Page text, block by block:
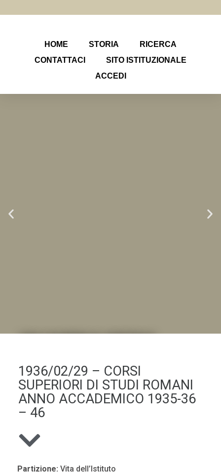
HOME STORIA
RICERCA
CONTATTACI
SITO ISTITUZIONALE
ACCEDI
.LA "VITA DELL'ISTITUTO" ATTRAVERSO LE IMMAGINI
1936/02/29 – CORSI
SUPERIORI DI STUDI ROMANI
ANNO ACCADEMICO 1935-36
– 46
Partizione: Vita dell’Istituto